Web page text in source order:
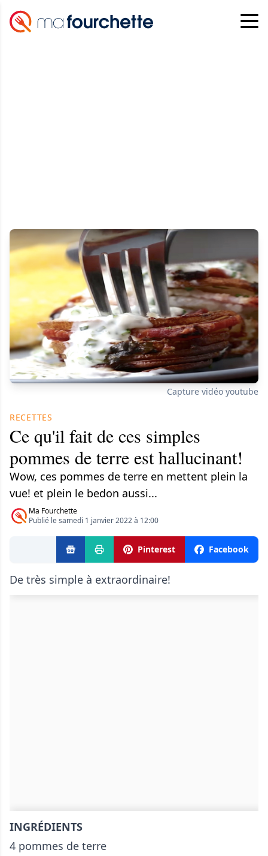
Capture vidéo youtube
RECETTES
Ce qu'il fait de ces simples
pommes de terre est hallucinant!
Wow, ces pommes de terre en mettent plein la
vue! et plein le bedon aussi...
Ma Fourchette
Publié le samedi 1 janvier 2022 à 12:00
Pinterest Facebook
De très simple à extraordinaire!
INGRÉDIENTS
4 pommes de terre